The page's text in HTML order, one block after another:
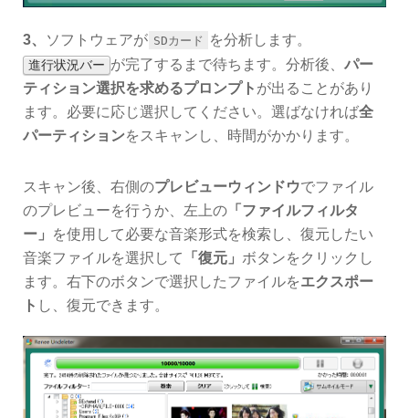
3、 ソフトウェアが SDカード を分析します。
進行状況バー が完了するまで待ちます。分析後、 パー
ティション選択を求めるプロンプト が出ることがあり
ます。必要に応じ選択してください。選ばなければ全
パーティションをスキャンし、時間がかかります。
スキャン後、右側のプレビューウィンドウでファイル
のプレビューを行うか、左上の 「ファイルフィルタ
ー」
を使用して必要な音楽形式を検索し、復元したい
音楽ファイルを選択して
「復元」 ボタンをクリックし
ます。右下のボタンで選択したファイルをエクスポー
ト し、復元できます。